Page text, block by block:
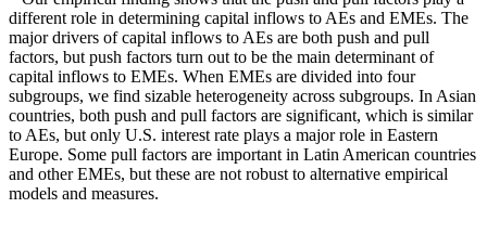
different role in determining capital inflows to AEs and EMEs. The
major drivers of capital inflows to AEs are both push and pull
factors, but push factors turn out to be the main determinant of
capital inflows to EMEs. When EMEs are divided into four
subgroups, we find sizable heterogeneity across subgroups. In Asian
countries, both push and pull factors are significant, which is similar
to AEs, but only U.S. interest rate plays a major role in Eastern
Europe. Some pull factors are important in Latin American countries
and other EMEs, but these are not robust to alternative empirical
models and measures.